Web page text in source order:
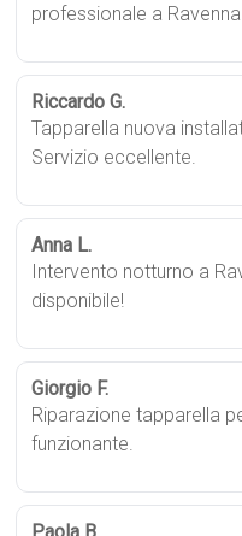
professionale a Ravenna.
Riccardo G.
Tapparella nuova
Servizio eccellente.
Anna L.
Intervento notturno a
disponibile!
Giorgio F.
Riparazione tapparella
funzionante.
Paola B.